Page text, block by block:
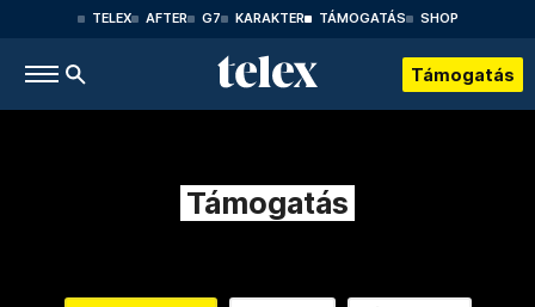
TELEX AFTER G7 KARAKTER TÁMOGATÁS SHOP
Támogatás
Támogatás